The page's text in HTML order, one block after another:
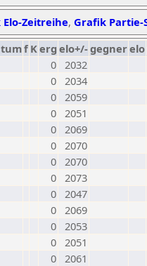
Zeitreihe, Grafik Partie-
f Kerg elo+/-gegnerelo
0 2032
0 2034
0 2059
0 2051
0 2069
0 2070
0 2070
0 2073
0 2047
0 2069
0 2053
0 2051
0 2061